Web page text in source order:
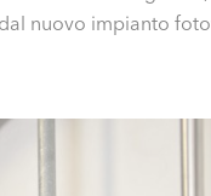
nuovo impianto